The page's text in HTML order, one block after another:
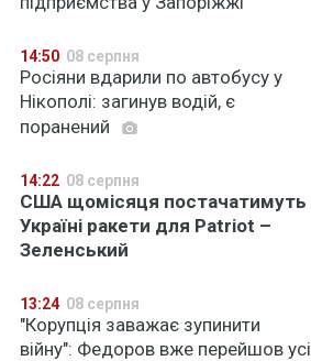
14:50 08 серпня
Росіяни вдарили по автобусу у
Нікополі: загинув водій, є
поранений
14:22 08 серпня
США щомісяця постачатимуть
Україні ракети для Patriot –
Зеленський
13:24 08 серпня
"Корупція заважає зупинити
війну": Федоров вже перейшов усі